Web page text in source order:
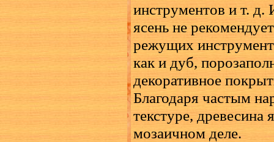
инструментов и т. д.
ясень не
режущих
как и дуб,
декоративное
Благодаря частым
текстуре,
мозаичном деле.